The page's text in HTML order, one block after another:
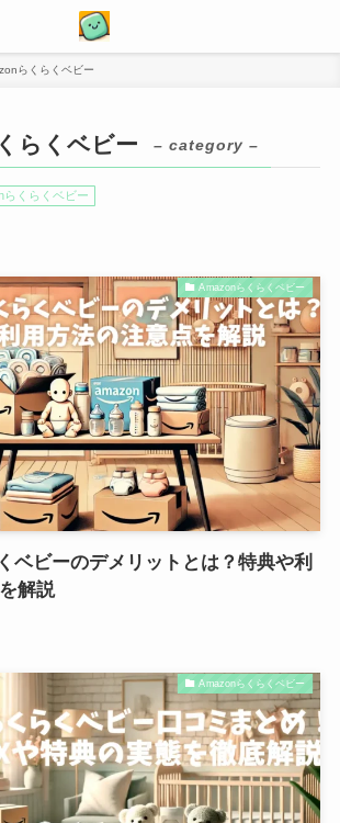
らくらくベビー
らくベビー – category –
らくらくベビー
Amazonらくらくベビー
ベビーのデメリットとは？特典や利
解説
Amazonらくらくベビー